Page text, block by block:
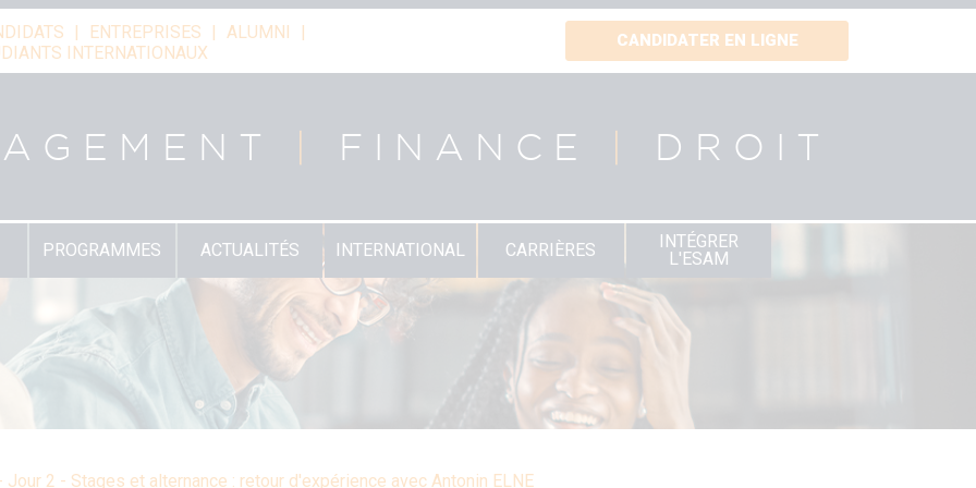
ENTREPRISES
ALUMNI
INTERNATIONAUX
CANDIDATER EN LIGNE
FINANCE DROIT
PROGRAMMES ACTUALITÉS INTERNATIONAL CARRIÈRES
INTÉGRER
L'ESAM
Jour 2 - Stages et alternance : retour d'expérience avec Antonin ELNE